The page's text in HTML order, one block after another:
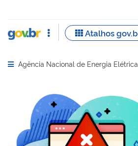
Abrir menu principal de navegação
Agência Nacional de Energia Elétrica